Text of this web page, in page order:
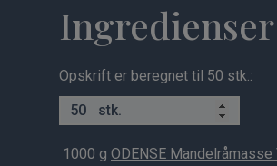
Ingredienser
Opskrift er beregnet til 50 stk.:
stk.
1000 g ODENSE